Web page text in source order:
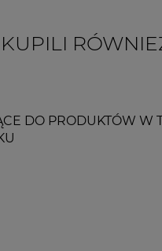
DO PRODUKTÓW W